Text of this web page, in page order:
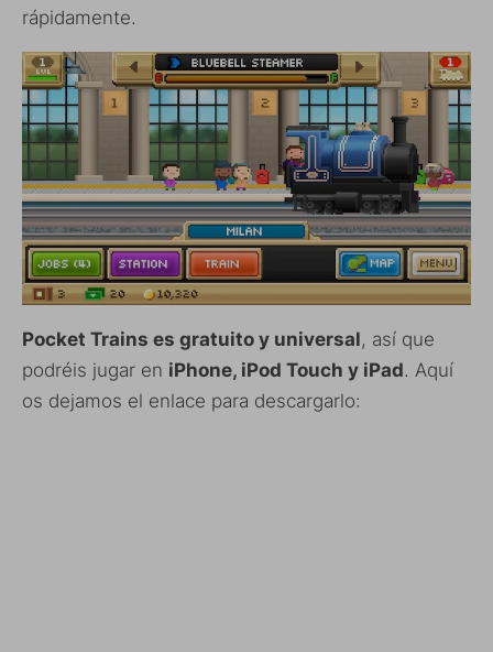
rápidamente.
Pocket Trains es gratuito y universal, así que
podréis jugar en iPhone, iPod Touch y iPad. Aquí
os dejamos el enlace para descargarlo: